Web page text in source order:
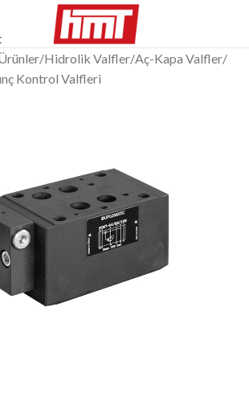
/Hidrolik Valfler/Aç-Kapa Valfler/
Kontrol Valfleri
tıklayın